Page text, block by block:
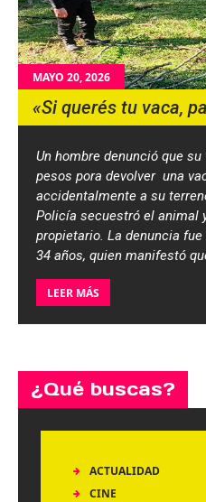
MAYO 20, 2026
«Si querés tu vaca,
Un hombre denunció que
pesos pora devolver una
accidentalmente a su
Policía secuestró el animal
propietario. La denuncia
34 años, quien manifestó
LEER MÁS
¿Qué buscas?
ACTUALIDAD
CINE